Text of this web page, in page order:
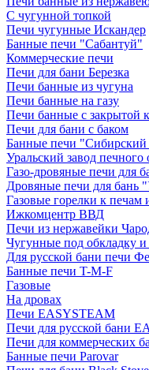
С чугунной топкой
Печи чугунные Искандер
Банные печи "Сабантуй"
Коммерческие печи
Печи для бани Березка
Печи банные из чугуна
Печи банные на газу
Печи банные с закрытой
Печи для бани с баком
Банные печи
Уральский завод печного
Газо-дровяные печи для
Дровяные печи для
Газовые горелки к печам
Ижкомцентр ВВД
Печи из нержавейки
Чугунные под обкладку
Для русской бани печи
Банные печи T-M-F
Газовые
На дровах
Печи EASYSTEAM
Печи для русской бани
Печи для коммерческих
Банные печи Parovar